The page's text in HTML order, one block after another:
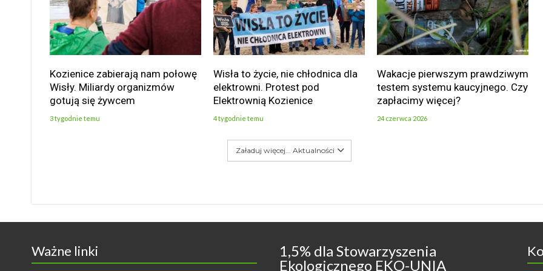
Kozienice zabierają nam połowę
Wisły. Miliardy organizmów
gotują się żywcem
3 tygodnie temu
Wisła to życie, nie chłodnica dla
elektrowni. Protest pod
Elektrownią Kozienice
4 tygodnie temu
Wakacje pierwszym prawdziwym
testem systemu kaucyjnego. Czy
zapłacimy więcej?
24 czerwca 2026
Załaduj więcej... Aktualności
Ważne linki
1,5% dla Stowarzyszenia
Ekologicznego EKO-UNIA